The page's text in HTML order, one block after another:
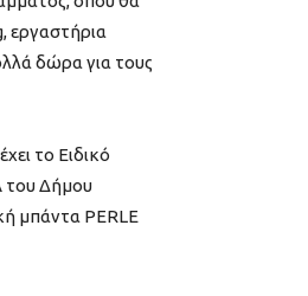
εργαστήρια
δώρα για τους
το Ειδικό
Δήμου
μπάντα PERLE